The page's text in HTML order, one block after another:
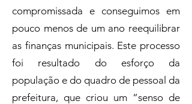
compromissada e conseguimos em
pouco menos de um ano reequilibrar
as finanças municipais. Este processo
foi resultado do esforço da
população e do quadro de pessoal da
prefeitura, que criou um “senso de